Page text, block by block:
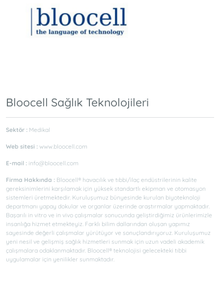
Bloocell Sağlık Teknolojileri
Sektör : Medikal
Web sitesi : www.bloocell.com
E-mail : info@bloocell.com
Firma Hakkında : Bloocell® havacılık ve tıbbi/ilaç endüstrilerinin kalite
gereksinimlerini karşılamak için yüksek standartlı ekipman ve otomasyon
sistemleri üretmektedir. Kuruluşumuz bünyesinde kurulan biyoteknoloji
departmanı yapay dokular ve organlar üzerinde araştırmalar yapmaktadır.
Başarılı in vitro ve in vivo çalışmalar sonucunda geliştirdiğimiz ürünlerimizle
insanlığa hizmet etmekteyiz. Farklı bilim dallarından oluşan yapımız
sayesinde değerli çalışmalar yürütüyor ve sonuçlandırıyoruz. Kuruluşumuz
yeni nesil ve gelişmiş sağlık hizmetleri sunmak için uzun vadeli akademik
çalışmalara odaklanmaktadır. Bloocell® teknolojisi gelecekteki tıbbi
uygulamalar için yenilikler sunmaktadır.